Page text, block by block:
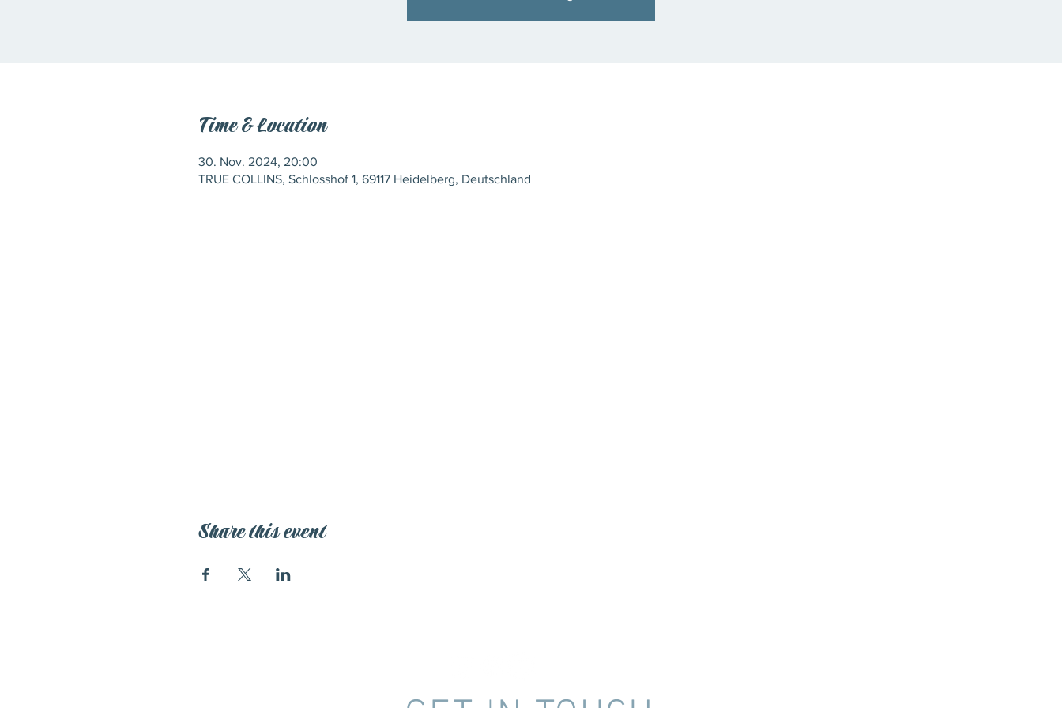
Time & Location
30. Nov. 2024, 20:00
TRUE COLLINS, Schlosshof 1, 69117 Heidelberg, Deutschland
Share this event